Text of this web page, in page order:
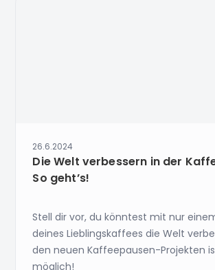
26.6.2024
Die Welt verbessern in der
So geht’s!
Stell dir vor, du könntest mit nur
deines Lieblingskaffees die Welt
den neuen Kaffeepausen-Projekten
möglich!